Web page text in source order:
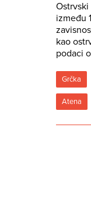
između
kao
podaci
Grčka
Atena